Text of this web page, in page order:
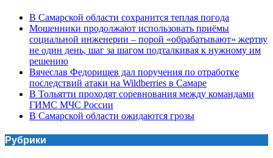
В Самарской области сохранится теплая погода
Мошенники продолжают использовать приёмы
социальной инженерии – порой «обрабатывают» жертву
не один день, шаг за шагом подталкивая к нужному им
решению
Вячеслав Федорищев дал поручения по отработке
последствий атаки на Wildberries в Самаре
В Тольятти проходят соревнования между командами
ГИМС МЧС России
В Самарской области ожидаются грозы
Рубрики